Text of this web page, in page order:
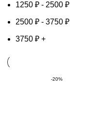
1250 ₽ - 2500 ₽
2500 ₽ - 3750 ₽
3750 ₽ +
-20%